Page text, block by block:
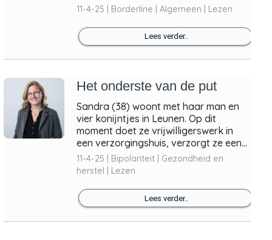
11-4-25 | Borderline | Algemeen | Lezen
Lees verder..
Het onderste van de put
Sandra (38) woont met haar man en
vier konijntjes in Leunen. Op dit
moment doet ze vrijwilligerswerk in
een verzorgingshuis, verzorgt ze een...
11-4-25 | Bipolariteit | Gezondheid en
herstel | Lezen
Lees verder..